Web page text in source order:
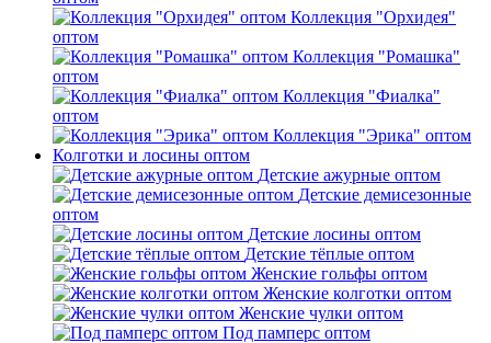
Коллекция "Орхидея"
оптом
Коллекция "Ромашка"
оптом
Коллекция "Фиалка"
оптом
Коллекция "Эрика" оптом
Колготки и лосины оптом
Детские ажурные оптом
Детские демисезонные
оптом
Детские лосины оптом
Детские тёплые оптом
Женские гольфы оптом
Женские колготки оптом
Женские чулки оптом
Под памперс оптом